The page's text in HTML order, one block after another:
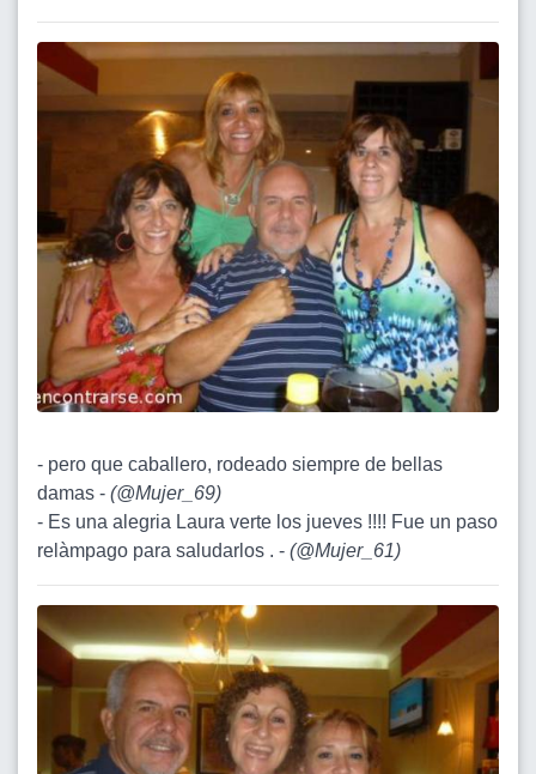
- pero que caballero, rodeado siempre de bellas
damas - (@Mujer_69)
- Es una alegria Laura verte los jueves !!!! Fue un paso
relàmpago para saludarlos . - (@Mujer_61)